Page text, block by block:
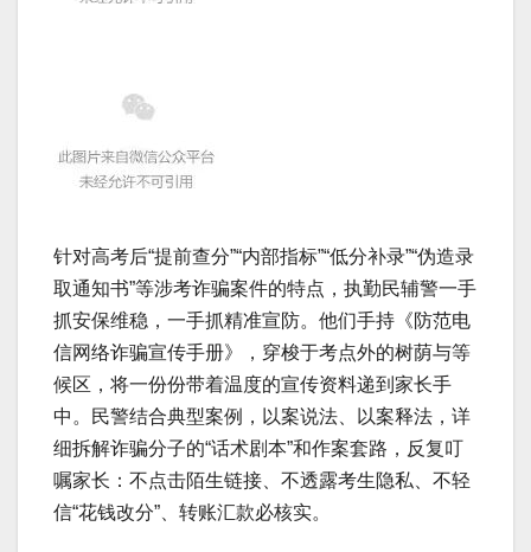
针对高考后“提前查分”“内部指标”“低分补录”“伪造录
取通知书”等涉考诈骗案件的特点，执勤民辅警一手
抓安保维稳，一手抓精准宣防。他们手持《防范电
信网络诈骗宣传手册》，穿梭于考点外的树荫与等
候区，将一份份带着温度的宣传资料递到家长手
中。民警结合典型案例，以案说法、以案释法，详
细拆解诈骗分子的“话术剧本”和作案套路，反复叮
嘱家长：不点击陌生链接、不透露考生隐私、不轻
信“花钱改分”、转账汇款必核实。